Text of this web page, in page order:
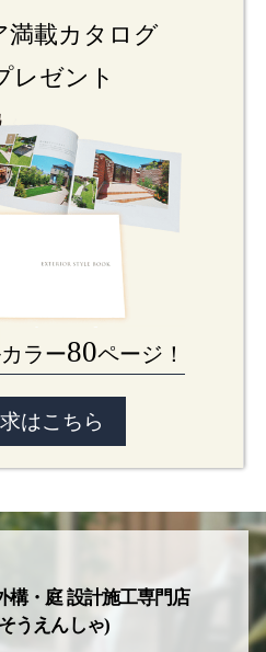
満載カタログ
レゼント
ラー80ページ！
はこちら
構・庭 設計施工専門店
うえんしゃ)